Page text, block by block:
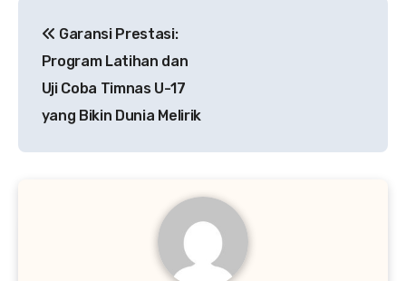
pos
Garansi Prestasi:
Program Latihan dan
Uji Coba Timnas U-17
yang Bikin Dunia Melirik